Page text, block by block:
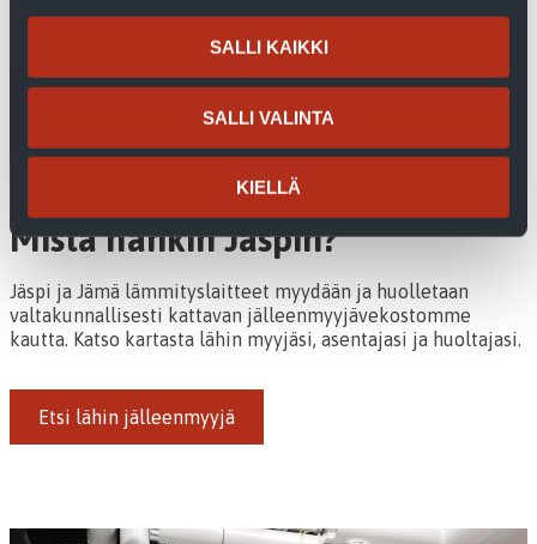
SALLI KAIKKI
SALLI VALINTA
KIELLÄ
Mistä hankin Jäspin?
Jäspi ja Jämä lämmityslaitteet myydään ja huolletaan
valtakunnallisesti kattavan jälleenmyyjävekostomme
kautta. Katso kartasta lähin myyjäsi, asentajasi ja huoltajasi.
Etsi lähin jälleenmyyjä